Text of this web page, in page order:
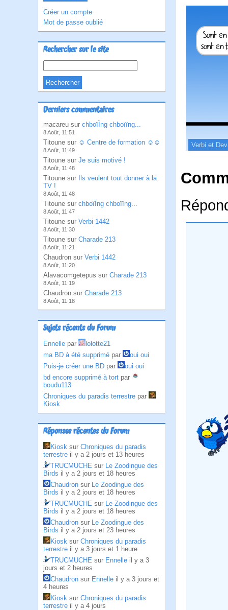
Créer un compte
Mot de passe oublié
Rechercher sur le site
Derniers commentaires
macareu sur chboïÏng chboïïng...
8 Août, 11:51
Titoune sur ☺ Centre de formation ☺☺
8 Août, 11:49
Titoune sur Je suis motivé !
8 Août, 11:48
Titoune sur
Ils veulent tout donner à la
TV !
8 Août, 11:48
Titoune sur chboïÏng chboïïng...
8 Août, 11:47
Titoune sur Verbi 1442
8 Août, 11:30
Titoune sur Charade 213
8 Août, 11:21
Chaudron sur Verbi 1442
8 Août, 11:20
Alavacomgetepus sur Charade 213
8 Août, 11:19
Chaudron sur Charade 213
8 Août, 11:18
Sujets récents du Forum
Ennelle par
lolotte21
ma BD à été supprimé par
oui oui
Puis-je créer une BD par
oui oui
bd encore supprimé à tort par
boudu113
Chroniques du paradis terrestre par
Kiosk
Réponses récentes du Forum
Kiosk sur Chroniques du paradis
terrestre il y a 2 jours et 13 heures
TRUCMUCHE sur Le Zoodingue des
Birds il y a 2 jours et 18 heures
Chaudron sur Le Zoodingue des
Birds il y a 2 jours et 18 heures
TRUCMUCHE sur Le Zoodingue des
Birds il y a 2 jours et 18 heures
Chaudron sur Le Zoodingue des
Birds il y a 2 jours et 23 heures
Kiosk sur Chroniques du paradis
terrestre il y a 3 jours et 1 heure
TRUCMUCHE sur Ennelle il y a 3
jours et 2 heures
Chaudron sur Ennelle il y a 3 jours et
4 heures
Kiosk sur Chroniques du paradis
terrestre il y a 4 jours
Verbi et